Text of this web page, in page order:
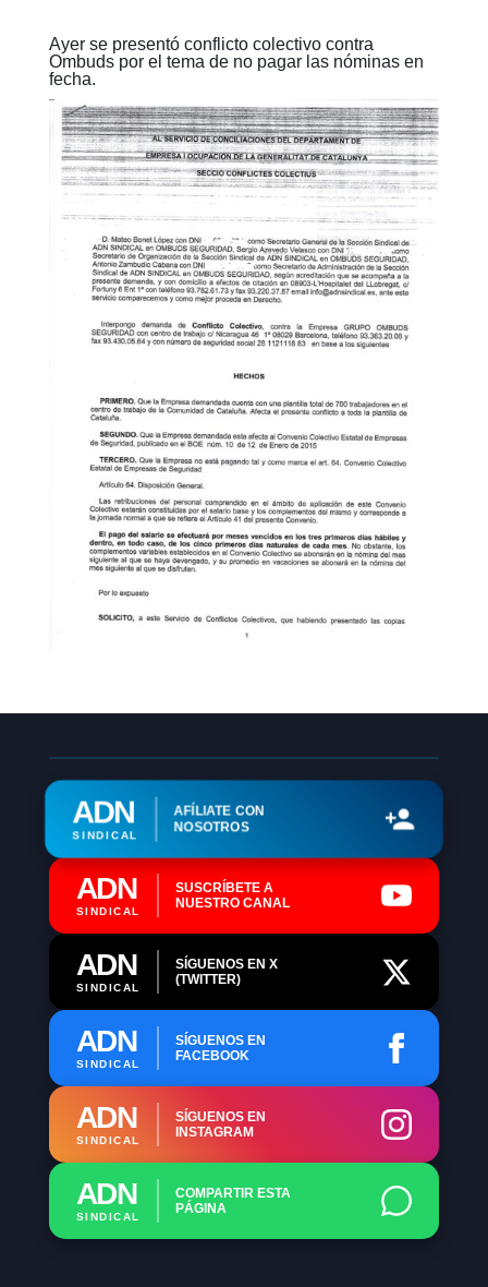
Ayer se presentó conflicto colectivo contra
Ombuds por el tema de no pagar las nóminas en
fecha.
ADN
SINDICAL
AFÍLIATE CON
NOSOTROS
ADN
SINDICAL
SUSCRÍBETE A
NUESTRO CANAL
ADN
SINDICAL
SÍGUENOS EN X
(TWITTER)
ADN
SINDICAL
SÍGUENOS EN
FACEBOOK
ADN
SINDICAL
SÍGUENOS EN
INSTAGRAM
ADN
SINDICAL
COMPARTIR ESTA
PÁGINA